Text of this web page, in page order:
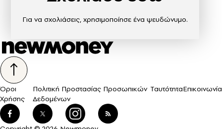
Για να σχολιάσεις, χρησιμοποίησε ένα ψευδώνυμο.
Όροι
Χρήσης
Πολιτική Προστασίας Προσωπικών
Δεδομένων
ΤαυτότηταΕπικοινωνία